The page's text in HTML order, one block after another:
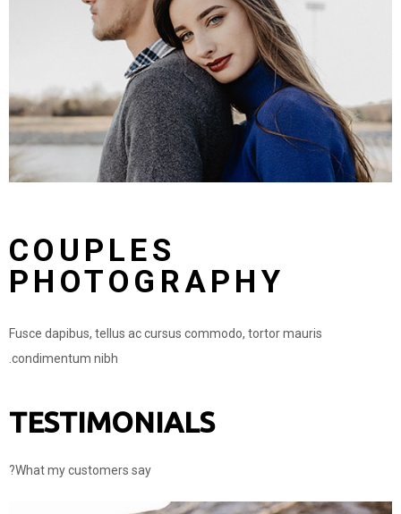
COUPLES
PHOTOGRAPHY
Fusce dapibus, tellus ac cursus commodo, tortor mauris
condimentum nibh.
TESTIMONIALS
What my customers say?